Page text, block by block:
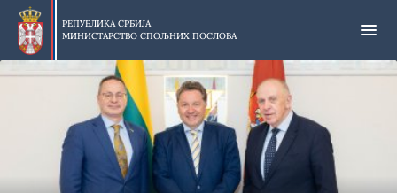
Прескочи
главни
део
садржаја
РЕПУБЛИКА СРБИЈА
МИНИСТАРСТВО СПОЉНИХ ПОСЛОВА